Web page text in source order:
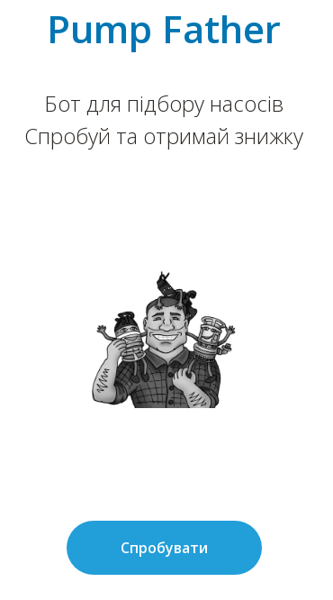
Pump Father
Бот для підбору насосів
Спробуй та отримай знижку
Спробувати